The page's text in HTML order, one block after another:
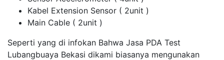
Kabel Extension Sensor ( 2unit )
Main Cable ( 2unit )
Seperti yang di infokan Bahwa Jasa PDA Test
Lubangbuaya Bekasi dikami biasanya mengunakan